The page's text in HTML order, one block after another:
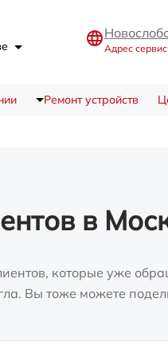
Адрес
Ремонт устройств
в
которые уже
Вы тоже можете